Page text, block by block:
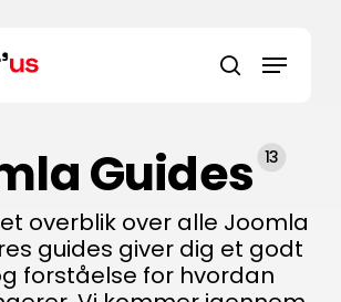
Guides 13
overblik over alle Joomla
guides giver dig et godt
forståelse for hvordan